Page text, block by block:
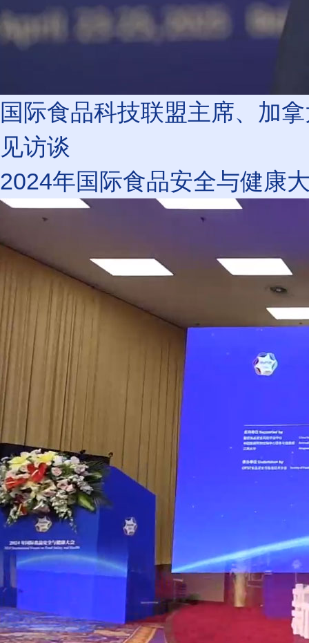
国际食品科技联盟主席、加
见访谈
2024年国际食品安全与健康